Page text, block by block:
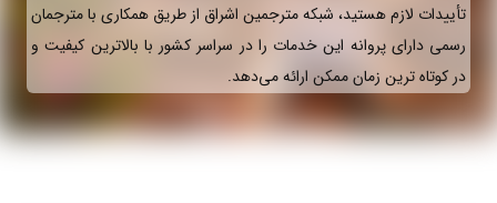
تأییدات لازم هستید، شبکه مترجمین اشراق از طریق همکاری با مترجمان
رسمی دارای پروانه این خدمات را در سراسر کشور با بالاترین کیفیت و
در کوتاه ترین زمان ممکن ارائه می‌دهد.